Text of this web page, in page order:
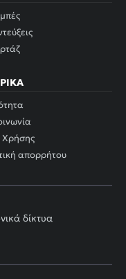
Χρήσης
απορρήτου
δίκτυα